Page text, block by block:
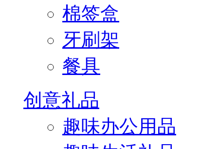
棉签盒
牙刷架
餐具
创意礼品
趣味办公用品